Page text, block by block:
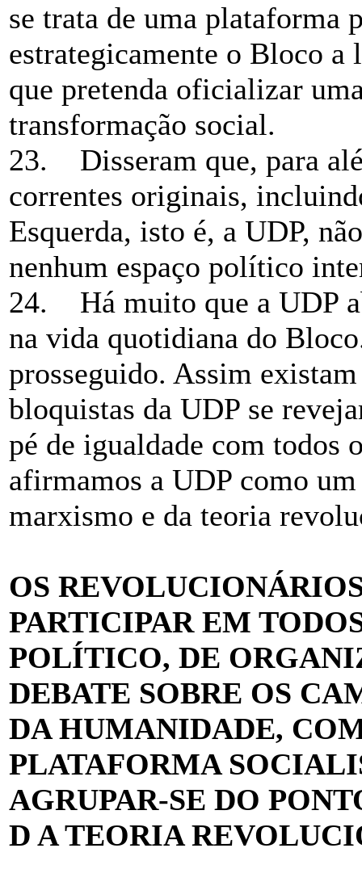
se trata de uma plataforma
estrategicamente o Bloco a
que pretenda oficializar
transformação social.
23. Disseram que, para
correntes originais,
Esquerda, isto é, a UDP,
nenhum espaço político
24. Há muito que a UDP
na vida quotidiana do
prosseguido. Assim
bloquistas da UDP se
pé de igualdade com todos
afirmamos a UDP como
marxismo e da teoria
OS
PARTICIPAR EM
POLÍTICO, DE
DEBATE SOBRE OS
DA HUMANIDADE,
PLATAFORMA
AGRUPAR-SE DO
D A TEORIA